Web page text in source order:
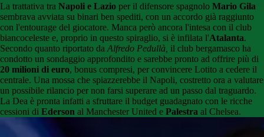
La trattativa tra Napoli e Lazio per il difensore spagnolo Mario Gila
sembrava avviata su binari ben spediti, con un accordo già raggiunto
con l'entourage del giocatore. Manca però ancora l'intesa con il club
biancoceleste e, proprio in questo spiraglio, si è infilata l'Atalanta.
Secondo quanto riportato da Alfredo Pedullà, il club bergamasco ha
condotto un sondaggio approfondito e sarebbe pronto ad offrire più di
20 milioni di euro, bonus compresi, per convincere Lotito a cedere il
centrale. Una mossa che spiazzerebbe il Napoli, costretto ora a valutare
un possibile rilancio per non farsi superare ad un passo dal traguardo.
La Dea è pronta infatti a sfruttare il budget guadagnato con le ricche
cessioni di Ederson al Manchester United e Palestra al Chelsea.